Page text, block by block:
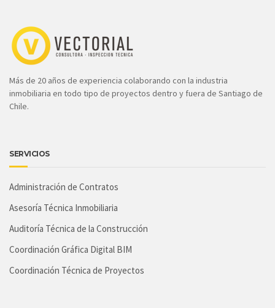
Más de 20 años de experiencia colaborando con la industria
inmobiliaria en todo tipo de proyectos dentro y fuera de Santiago de
Chile.
SERVICIOS
Administración de Contratos
Asesoría Técnica Inmobiliaria
Auditoría Técnica de la Construcción
Coordinación Gráfica Digital BIM
Coordinación Técnica de Proyectos